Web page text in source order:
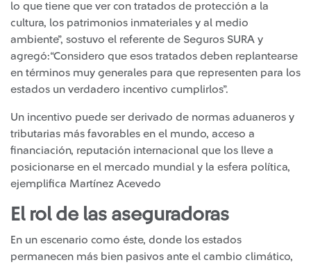
lo que tiene que ver con tratados de protección a la
cultura, los patrimonios inmateriales y al medio
ambiente”, sostuvo el referente de Seguros SURA y
agregó:“Considero que esos tratados deben replantearse
en términos muy generales para que representen para los
estados un verdadero incentivo cumplirlos”.
Un incentivo puede ser derivado de normas aduaneros y
tributarias más favorables en el mundo, acceso a
financiación, reputación internacional que los lleve a
posicionarse en el mercado mundial y la esfera política,
ejemplifica Martínez Acevedo
El rol de las aseguradoras
En un escenario como éste, donde los estados
permanecen más bien pasivos ante el cambio climático,